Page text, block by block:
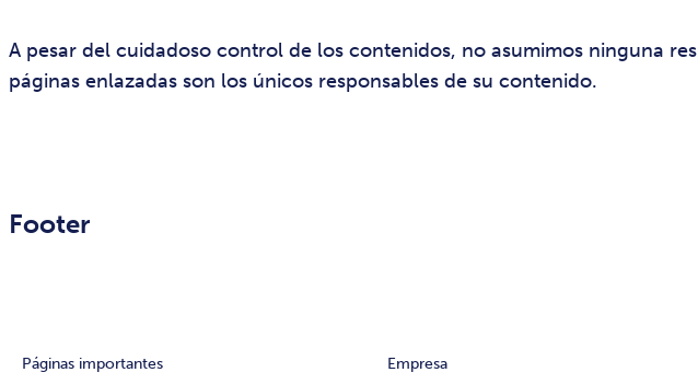
A pesar del cuidadoso control de los contenidos, no asumimos ninguna
páginas enlazadas son los únicos responsables de su contenido.
Footer
Páginas importantes Empresa